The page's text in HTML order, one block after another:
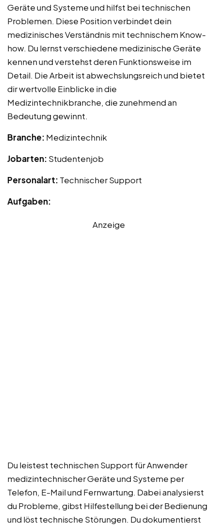
Geräte und Systeme und hilfst bei technischen
Problemen. Diese Position verbindet dein
medizinisches Verständnis mit technischem Know-
how. Du lernst verschiedene medizinische Geräte
kennen und verstehst deren Funktionsweise im
Detail. Die Arbeit ist abwechslungsreich und bietet
dir wertvolle Einblicke in die
Medizintechnikbranche, die zunehmend an
Bedeutung gewinnt.
Branche: Medizintechnik
Jobarten: Studentenjob
Personalart: Technischer Support
Aufgaben:
Anzeige
Du leistest technischen Support für Anwender
medizintechnischer Geräte und Systeme per
Telefon, E-Mail und Fernwartung. Dabei analysierst
du Probleme, gibst Hilfestellung bei der Bedienung
und löst technische Störungen. Du dokumentierst